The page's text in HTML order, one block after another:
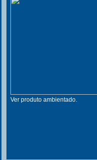
Ver produto ambientado.